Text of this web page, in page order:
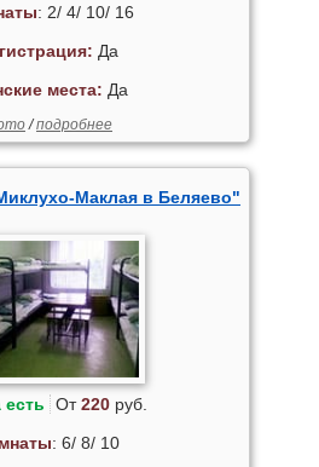
: 2/ 4/ 10/ 16
Да
места: Да
/подробнее
Маклая в Беляево"
есть От220руб.
: 6/ 8/ 10